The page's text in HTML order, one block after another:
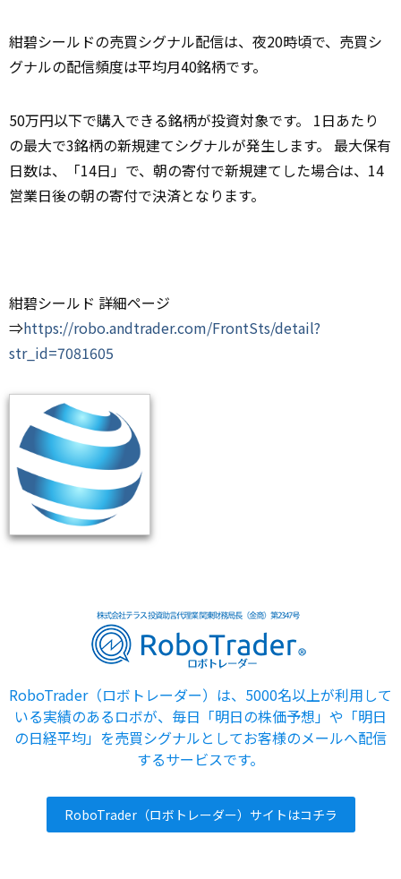
紺碧シールドの売買シグナル配信は、夜20時頃で、売買シ
グナルの配信頻度は平均月40銘柄です。
50万円以下で購入できる銘柄が投資対象です。 1日あたり
の最大で3銘柄の新規建てシグナルが発生します。 最大保有
日数は、「14日」で、朝の寄付で新規建てした場合は、14
営業日後の朝の寄付で決済となります。
紺碧シールド 詳細ページ
⇒https://robo.andtrader.com/FrontSts/detail?
str_id=7081605
RoboTrader（ロボトレーダー）は、5000名以上が利用して
いる実績のあるロボが、毎日「明日の株価予想」や「明日
の日経平均」を売買シグナルとしてお客様のメールへ配信
するサービスです。
RoboTrader（ロボトレーダー）サイトはコチラ